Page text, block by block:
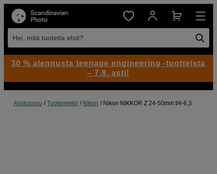
Hei, mitä tuotetta etsit?
Aloitussivu Tuotemerkit Nikon Nikon NIKKOR Z 24-50mm f/4-6,3
30 % alennusta teenage engineering -tuotteista
– 7.8. asti!